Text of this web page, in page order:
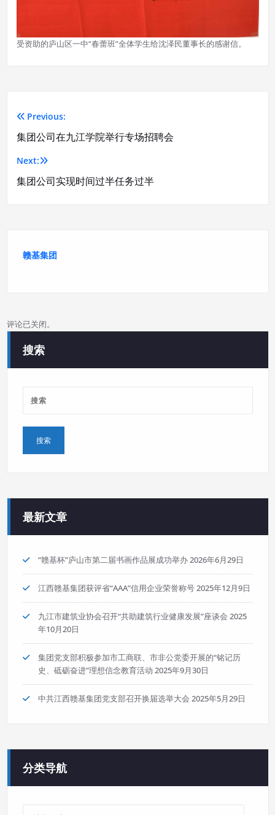
受资助的庐山区一中“春蕾班”全体学生给沈泽民董事长的感谢信。
文
章
导
Previous:
集团公司在九江学院举行专场招聘会
Next:
集团公司实现时间过半任务过半
赣基集团
评论已关闭。
搜索
最新文章
“赣基杯”庐山市第二届书画作品展成功举办2026年6月29日
江西赣基集团获评省“AAA”信用企业荣誉称号2025年12月9日
九江市建筑业协会召开“共助建筑行业健康发展”座谈会 2025
年10月20日
集团党支部积极参加市工商联、市非公党委开展的“铭记历
史、砥砺奋进”理想信念教育活动 2025年9月30日
中共江西赣基集团党支部召开换届选举大会 2025年5月29日
分类导航